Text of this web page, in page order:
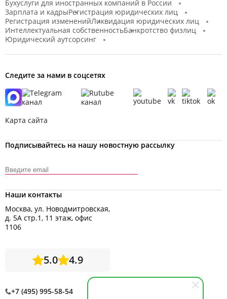
Бухуслуги для иностранных компаний в России
Зарплата и кадрыРегистрация юридических лиц
Регистрация измененийЛиквидация юридических лиц
Интеллектуальная собственностьБанкротство физлиц
Юридический аутсорсинг
Следите за нами в соцсетях
Карта сайта
Подписывайтесь на нашу новостную рассылку
Наши контакты
Москва, ул. Новодмитровская,
д. 5А стр.1, 11 этаж, офис
1106
5.0 4.9
+7 (495) 995-58-54